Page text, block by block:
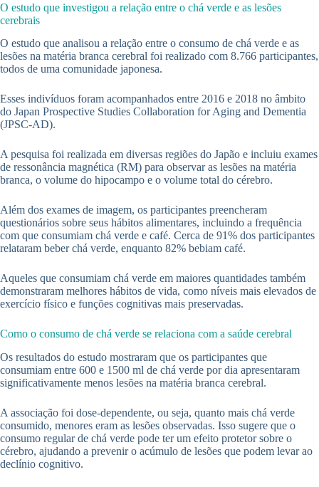
O estudo que investigou a relação entre o chá verde e as lesões
cerebrais
O estudo que analisou a relação entre o consumo de chá verde e as
lesões na matéria branca cerebral foi realizado com 8.766 participantes,
todos de uma comunidade japonesa.
Esses indivíduos foram acompanhados entre 2016 e 2018 no âmbito
do Japan Prospective Studies Collaboration for Aging and Dementia
(JPSC-AD).
A pesquisa foi realizada em diversas regiões do Japão e incluiu exames
de ressonância magnética (RM) para observar as lesões na matéria
branca, o volume do hipocampo e o volume total do cérebro.
Além dos exames de imagem, os participantes preencheram
questionários sobre seus hábitos alimentares, incluindo a frequência
com que consumiam chá verde e café. Cerca de 91% dos participantes
relataram beber chá verde, enquanto 82% bebiam café.
Aqueles que consumiam chá verde em maiores quantidades também
demonstraram melhores hábitos de vida, como níveis mais elevados de
exercício físico e funções cognitivas mais preservadas.
Como o consumo de chá verde se relaciona com a saúde cerebral
Os resultados do estudo mostraram que os participantes que
consumiam entre 600 e 1500 ml de chá verde por dia apresentaram
significativamente menos lesões na matéria branca cerebral.
A associação foi dose-dependente, ou seja, quanto mais chá verde
consumido, menores eram as lesões observadas. Isso sugere que o
consumo regular de chá verde pode ter um efeito protetor sobre o
cérebro, ajudando a prevenir o acúmulo de lesões que podem levar ao
declínio cognitivo.